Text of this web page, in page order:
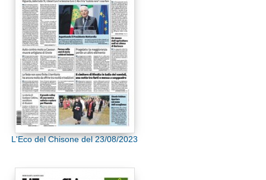
L'Eco del Chisone del 23/08/2023